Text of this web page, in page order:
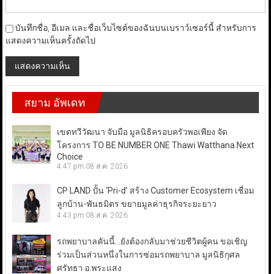
บันทึกชื่อ, อีเมล และชื่อเว็บไซต์ของฉันบนเบราว์เซอร์นี้ สำหรับการ
แสดงความเห็นครั้งถัดไป
สยาม อัพเดท
เขตทวีวัฒนา จับมือ มูลนิธิครอบครัวพอเพียง จัด
โครงการ TO BE NUMBER ONE Thawi Watthana Next
Choice
4:47 pm 08 ส.ค. 2026
CP LAND ปั้น ‘Pri-d’ สร้าง Customer Ecosystem เชื่อม
ลูกบ้าน-พันธมิตร ขยายมูลค่าธุรกิจระยะยาว
4:43 pm 08 ส.ค. 2026
รถพยาบาลคันนี้…ยังต้องกลับมาช่วยชีวิตผู้คน ขอเชิญ
ร่วมเป็นส่วนหนึ่งในการซ่อมรถพยาบาล มูลนิธิกุศล
ศรัทธา อ.พระแสง